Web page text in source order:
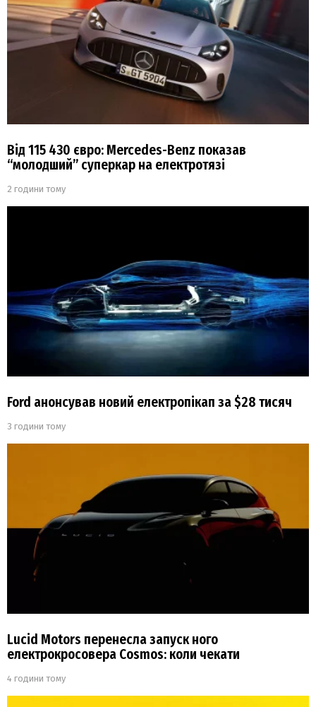
Від 115 430 євро: Mercedes-Benz показав
“молодший” суперкар на електротязі
2 години тому
Ford анонсував новий електропікап за $28 тисяч
3 години тому
Lucid Motors перенесла запуск ного
електрокросовера Cosmos: коли чекати
4 години тому